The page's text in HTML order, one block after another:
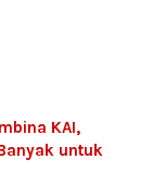
KAI,
untuk